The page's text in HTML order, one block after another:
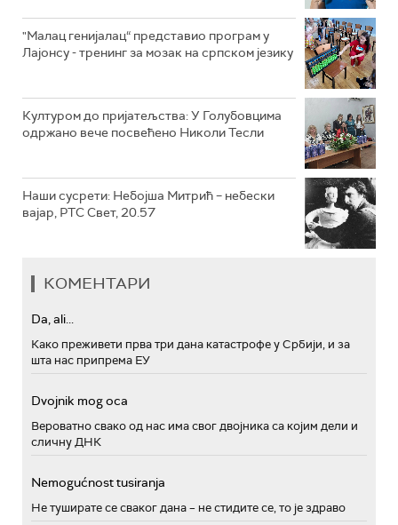
"Малац генијалац“ представио програм у
Лајонсу - тренинг за мозак на српском језику
Културом до пријатељства: У Голубовцима
одржано вече посвећено Николи Тесли
Наши сусрети: Небојша Митрић – небески
вајар, РТС Свет, 20.57
КОМЕНТАРИ
Da, ali...
Како преживети прва три дана катастрофе у Србији, и за
шта нас припрема ЕУ
Dvojnik mog oca
Вероватно свако од нас има свог двојника са којим дели и
сличну ДНК
Nemogućnost tusiranja
Не туширате се сваког дана – не стидите се, то је здраво